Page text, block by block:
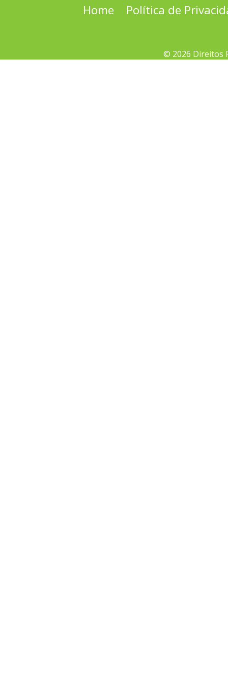
Home Política de
© 2026 Direitos